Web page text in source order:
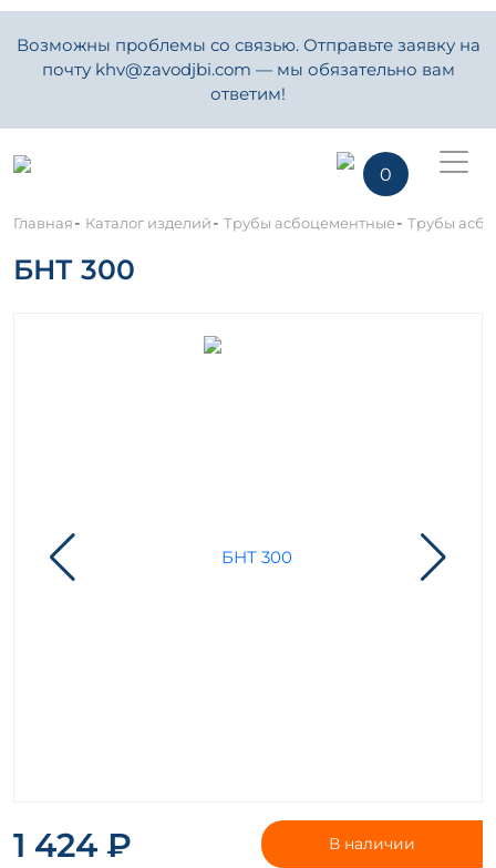
Возможны проблемы со связью. Отправьте заявку на
почту khv@zavodjbi.com — мы обязательно вам
ответим!
0
Главная- Каталог изделий- Трубы асбоцементные- Трубы
БНТ 300
1 424 ₽ В наличии